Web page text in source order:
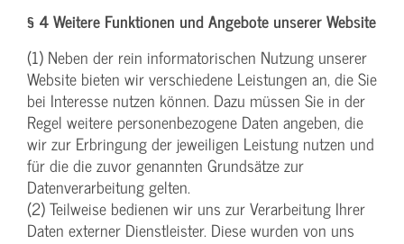
§ 4 Weitere Funktionen und Angebote unserer Website
(1) Neben der rein informatorischen Nutzung unserer
Website bieten wir verschiedene Leistungen an, die Sie
bei Interesse nutzen können. Dazu müssen Sie in der
Regel weitere personenbezogene Daten angeben, die
wir zur Erbringung der jeweiligen Leistung nutzen und
für die die zuvor genannten Grundsätze zur
Datenverarbeitung gelten.
(2) Teilweise bedienen wir uns zur Verarbeitung Ihrer
Daten externer Dienstleister. Diese wurden von uns